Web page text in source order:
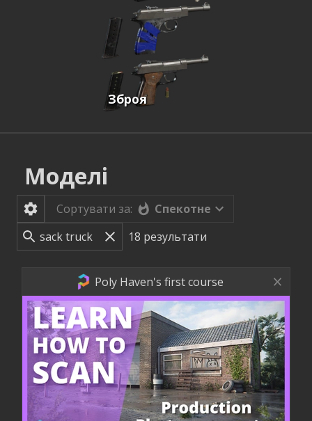
Зброя
Моделі
Сортувати за:
Спекотне
18 результати
Poly Haven's first course